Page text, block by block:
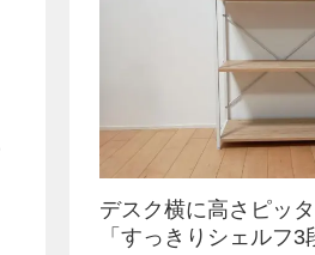
デスク横に高さピッ
「すっきりシェルフ3